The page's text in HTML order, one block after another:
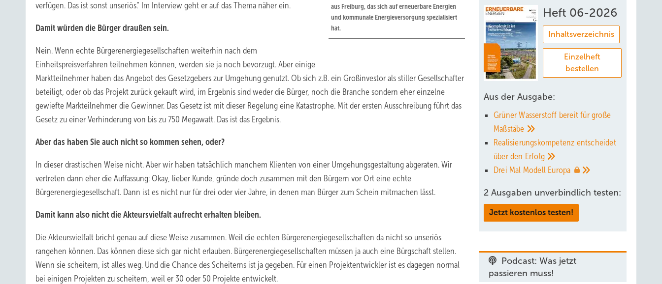
aus Freiburg, das sich auf erneuerbare Energien
und kommunale Energieversorgung spezialisiert
hat.
verfügen. Das ist sonst unseriös." Im Interview geht er auf das Thema näher ein.
Damit würden die Bürger draußen sein.
Nein. Wenn echte Bürgerenergiegesellschaften weiterhin nach dem
Einheitspreisverfahren teilnehmen können, werden sie ja noch bevorzugt. Aber einige
Marktteilnehmer haben das Angebot des Gesetzgebers zur Umgehung genutzt. Ob sich z.B. ein Großinvestor als stiller Gesellschafter
beteiligt, oder ob das Projekt zurück gekauft wird, im Ergebnis sind weder die Bürger, noch die Branche sondern eher einzelne
gewiefte Markteilnehmer die Gewinner. Das Gesetz ist mit dieser Regelung eine Katastrophe. Mit der ersten Ausschreibung führt das
Gesetz zu einer Verhinderung von bis zu 750 Megawatt. Das ist das Ergebnis.
Aber das haben Sie auch nicht so kommen sehen, oder?
In dieser drastischen Weise nicht. Aber wir haben tatsächlich manchem Klienten von einer Umgehungsgestaltung abgeraten. Wir
vertreten dann eher die Auffassung: Okay, lieber Kunde, gründe doch zusammen mit den Bürgern vor Ort eine echte
Bürgerenergiegesellschaft. Dann ist es nicht nur für drei oder vier Jahre, in denen man Bürger zum Schein mitmachen lässt.
Damit kann also nicht die Akteursvielfalt aufrecht erhalten bleiben.
Die Akteursvielfalt bricht genau auf diese Weise zusammen. Weil die echten Bürgerenergiegesellschaften da nicht so unseriös
rangehen können. Das können diese sich gar nicht erlauben. Bürgerenergiegesellschaften müssen ja auch eine Bürgschaft stellen.
Wenn sie scheitern, ist alles weg. Und die Chance des Scheiterns ist ja gegeben. Für einen Projektentwickler ist es dagegen normal
bei einigen Projekten zu scheitern, weil er 30 oder 50 Projekte entwickelt.
Heft 06-2026
Inhaltsverzeichnis
Einzelheft
bestellen
Aus der Ausgabe:
Grüner Wasserstoff bereit für große
Maßstäbe
Realisierungskompetenz entscheidet
über den Erfolg
Drei Mal Modell Europa
2 Ausgaben unverbindlich testen:
Jetzt kostenlos testen!
Podcast: Was jetzt
passieren muss!